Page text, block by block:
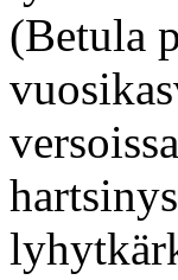
(Betula